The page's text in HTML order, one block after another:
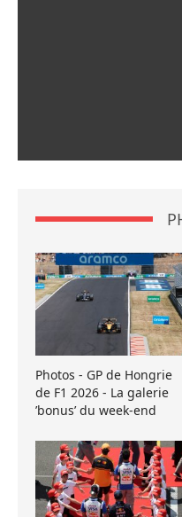
Photos - GP de Hongrie
de F1 2026 - La galerie
’bonus’ du week-end